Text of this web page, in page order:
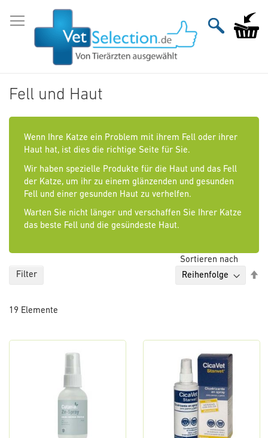
Inhalt
springen
Mein
Fell und Haut
Wenn Ihre Katze ein Problem mit ihrem Fell oder ihrer
Haut hat, ist dies die richtige Seite für Sie.
Wir haben spezielle Produkte für die Haut und das Fell
der Katze, um ihr zu einem glänzenden und gesunden
Fell und einer gesunden Haut zu verhelfen.
Warten Sie nicht länger und verschaffen Sie Ihrer Katze
das beste Fell und die gesündeste Haut.
19 Elemente
Sortieren nach
Filter